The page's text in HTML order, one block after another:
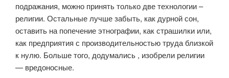
подражания, можно принять только две технологии –
религии. Остальные лучше забыть, как дурной сон,
оставить на попечение этнографии, как страшилки или,
как предприятия с производительностью труда близкой
к нулю. Больше того, додумались , изобрели религии
— вредоносные.